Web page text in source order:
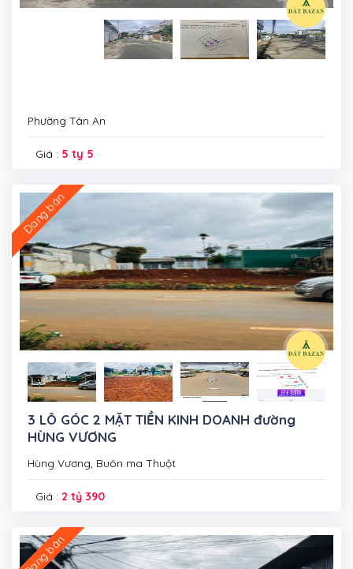
Phường Tân An
Giá : 5 ty 5
Đang bán
3 LÔ GÓC 2 MẶT TIỀN KINH DOANH đường
HÙNG VƯƠNG
Hùng Vương, Buôn ma Thuột
Giá : 2 tỷ 390
Đang bán